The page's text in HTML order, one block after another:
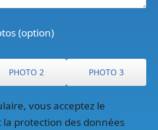
(option)
PHOTO 2 PHOTO 3
vous acceptez le
la protection des données